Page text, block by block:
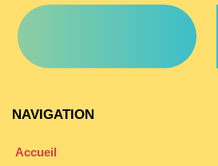
NAVIGATION
Accueil